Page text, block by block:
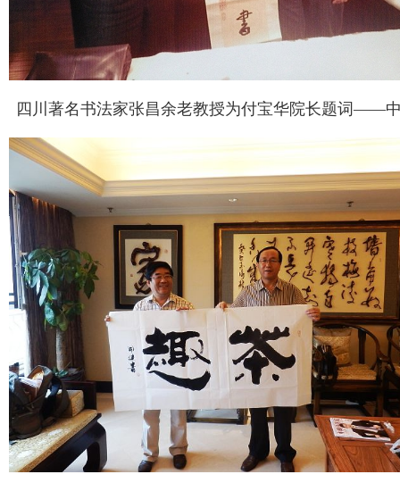
四川著名书法家张昌余老教授为付宝华院长题词——